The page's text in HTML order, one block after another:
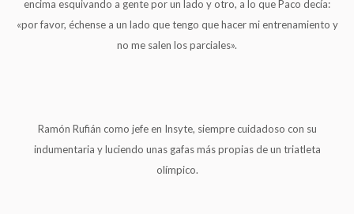
encima esquivando a gente por un lado y otro, a lo que Paco decía:
«por favor, échense a un lado que tengo que hacer mi entrenamiento y
no me salen los parciales».
Ramón Rufián como jefe en Insyte, siempre cuidadoso con su
indumentaria y luciendo unas gafas más propias de un triatleta
olímpico.